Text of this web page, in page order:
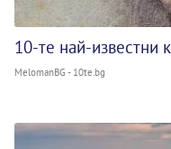
10-те най-известни
MelomanBG - 10te.bg